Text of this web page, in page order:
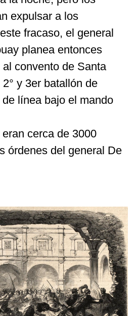
expulsar a los
fracaso, el general
planea entonces
convento de Santa
y 3er batallón de
línea bajo el mando
cerca de 3000
órdenes del general De